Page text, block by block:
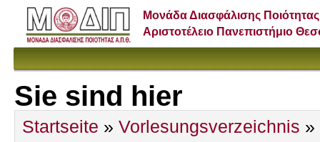
Μονάδα Διασφάλισης Ποιότητας
Αριστοτέλειο Πανεπιστήμιο
Sie sind hier
Startseite » Vorlesungsverzeichnis »